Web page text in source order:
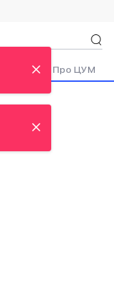
Спеціальна пропозиція
Аутлет Про ЦУМ